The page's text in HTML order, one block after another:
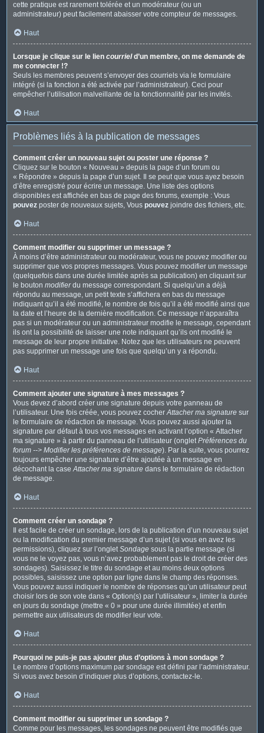
cette pratique est rarement tolérée et un modérateur (ou un
administrateur) peut facilement abaisser votre compteur de messages.
Haut
Lorsque je clique sur le lien courrield’un membre, on me demande de
me connecter !?
Seuls les membres peuvent s’envoyer des courriels via le formulaire
intégré (si la fonction a été activée par l’administrateur). Ceci pour
empêcher l’utilisation malveillante de la fonctionnalité par les invités.
Haut
Problèmes liés à la publication de messages
Comment créer un nouveau sujet ou poster une réponse ?
Cliquez sur le bouton « Nouveau » depuis la page d’un forum ou
« Répondre » depuis la page d’un sujet. Il se peut que vous ayez besoin
d’être enregistré pour écrire un message. Une liste des options
disponibles est affichée en bas de page des forums, exemple : Vous
pouvez poster de nouveaux sujets, Vous pouvez joindre des fichiers, etc.
Haut
Comment modifier ou supprimer un message ?
À moins d’être administrateur ou modérateur, vous ne pouvez modifier ou
supprimer que vos propres messages. Vous pouvez modifier un message
(quelquefois dans une durée limitée après sa publication) en cliquant sur
le bouton modifierdu message correspondant. Si quelqu’un a déjà
répondu au message, un petit texte s’affichera en bas du message
indiquant qu’il a été modifié, le nombre de fois qu’il a été modifié ainsi que
la date et l’heure de la dernière modification. Ce message n’apparaîtra
pas si un modérateur ou un administrateur modifie le message, cependant
ils ont la possibilité de laisser une note indiquant qu’ils ont modifié le
message de leur propre initiative. Notez que les utilisateurs ne peuvent
pas supprimer un message une fois que quelqu’un y a répondu.
Haut
Comment ajouter une signature à mes messages ?
Vous devez d’abord créer une signature depuis votre panneau de
l’utilisateur. Une fois créée, vous pouvez cocherAttacher ma signature sur
le formulaire de rédaction de message. Vous pouvez aussi ajouter la
signature par défaut à tous vos messages en activant l’option « Attacher
ma signature » à partir du panneau de l’utilisateur (ongletPréférences du
forum --> Modifier les préférences de message). Par la suite, vous pourrez
toujours empêcher une signature d’être ajoutée à un message en
décochant la caseAttacher ma signature dans le formulaire de rédaction
de message.
Haut
Comment créer un sondage ?
Il est facile de créer un sondage, lors de la publication d’un nouveau sujet
ou la modification du premier message d’un sujet (si vous en avez les
permissions), cliquez sur l’ongletSondage sous la partie message (si
vous ne le voyez pas, vous n’avez probablement pas le droit de créer des
sondages). Saisissez le titre du sondage et au moins deux options
possibles, saisissez une option par ligne dans le champ des réponses.
Vous pouvez aussi indiquer le nombre de réponses qu’un utilisateur peut
choisir lors de son vote dans « Option(s) par l’utilisateur », limiter la durée
en jours du sondage (mettre « 0 » pour une durée illimitée) et enfin
permettre aux utilisateurs de modifier leur vote.
Haut
Pourquoi ne puis-je pas ajouter plus d’options à mon sondage ?
Le nombre d’options maximum par sondage est défini par l’administrateur.
Si vous avez besoin d’indiquer plus d’options, contactez-le.
Haut
Comment modifier ou supprimer un sondage ?
Comme pour les messages, les sondages ne peuvent être modifiés que